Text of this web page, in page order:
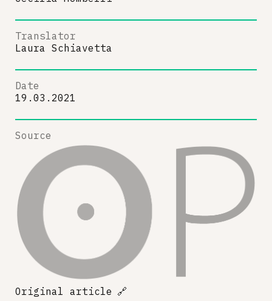
Translator
Laura Schiavetta
Date
19.03.2021
Source
Original article 🔗